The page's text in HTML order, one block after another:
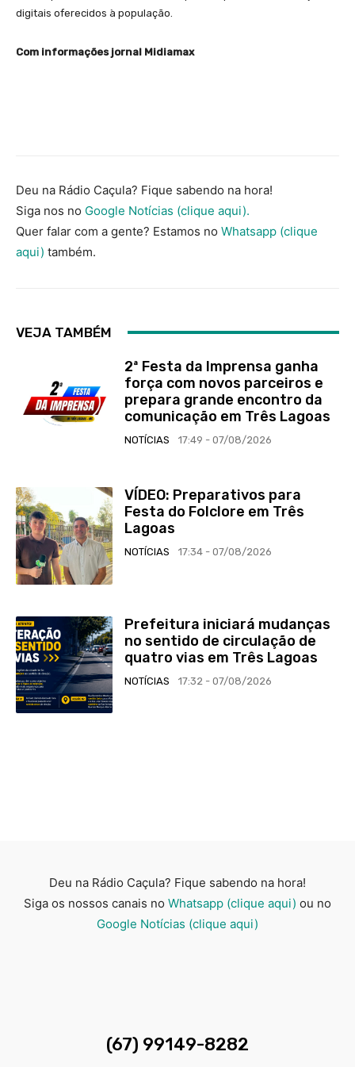
digitais oferecidos à população.
Com informações jornal Midiamax
Deu na Rádio Caçula? Fique sabendo na hora!
Siga nos no Google Notícias (clique aqui).
Quer falar com a gente? Estamos no Whatsapp (clique
aqui) também.
VEJA TAMBÉM
2ª Festa da Imprensa ganha
força com novos parceiros e
prepara grande encontro da
comunicação em Três Lagoas
NOTÍCIAS 17:49 - 07/08/2026
VÍDEO: Preparativos para
Festa do Folclore em Três
Lagoas
NOTÍCIAS 17:34 - 07/08/2026
Prefeitura iniciará mudanças
no sentido de circulação de
quatro vias em Três Lagoas
NOTÍCIAS 17:32 - 07/08/2026
Deu na Rádio Caçula? Fique sabendo na hora!
Siga os nossos canais no Whatsapp (clique aqui) ou no
Google Notícias (clique aqui)
(67) 99149-8282